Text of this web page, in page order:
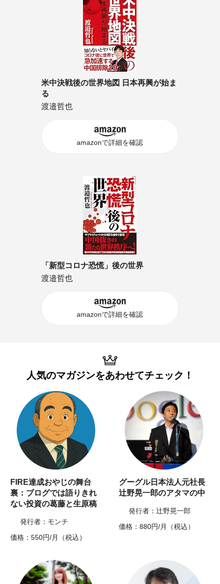
米中決戦後の世界地図 日本再興が始ま
る
渡邉哲也
amazonで詳細を確認
「新型コロナ恐慌」後の世界
渡邉哲也
amazonで詳細を確認
人気のマガジンをあわせてチェック！
FIRE達成おやじの舞台
裏：ブログでは語りきれ
ない投資の葛藤と生原稿
発行者：モンチ
価格：550円/月（税込）
グーグル日本法人元社長
辻野晃一郎のアタマの中
発行者：辻野晃一郎
価格：880円/月（税込）